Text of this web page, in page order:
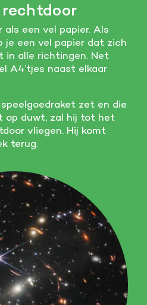
een vel papier. Als
je een vel papier dat zich
in alle richtingen. Net
A4’tjes naast elkaar
zet en die
op duwt, zal hij tot het
vliegen. Hij komt
terug.